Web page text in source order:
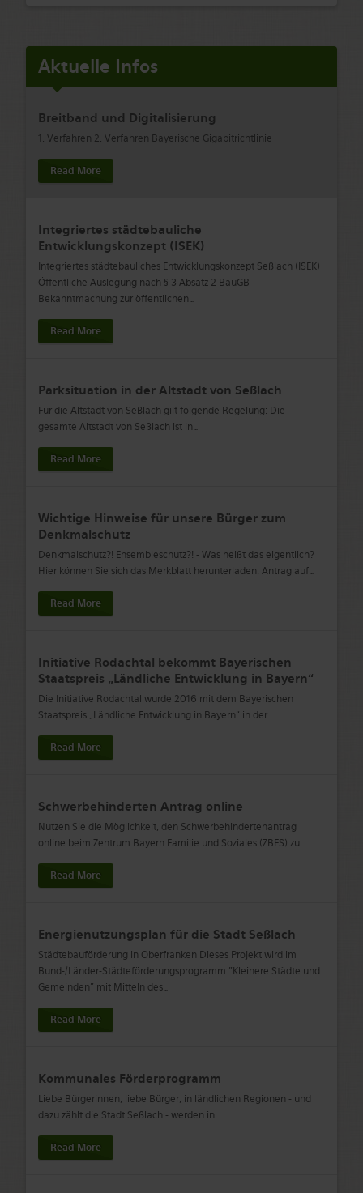
Aktuelle Infos
Breitband und Digitalisierung
1. Verfahren 2. Verfahren Bayerische Gigabitrichtlinie
Read More
Integriertes städtebauliche
Entwicklungskonzept (ISEK)
Integriertes städtebauliches Entwicklungskonzept Seßlach (ISEK)
Öffentliche Auslegung nach § 3 Absatz 2 BauGB
Bekanntmachung zur öffentlichen
Read More
Parksituation in der Altstadt von Seßlach
Für die Altstadt von Seßlach gilt folgende Regelung: Die
gesamte Altstadt von Seßlach ist in
Read More
Wichtige Hinweise für unsere Bürger zum
Denkmalschutz
Denkmalschutz?! Ensembleschutz?! - Was heißt das eigentlich?
Hier können Sie sich das Merkblatt herunterladen. Antrag auf…
Read More
Initiative Rodachtal bekommt Bayerischen
Staatspreis „Ländliche Entwicklung in Bayern“
Die Initiative Rodachtal wurde 2016 mit dem Bayerischen
Staatspreis „Ländliche Entwicklung in Bayern“ in der…
Read More
Schwerbehinderten Antrag online
Nutzen Sie die Möglichkeit, den Schwerbehindertenantrag
online beim Zentrum Bayern Familie und Soziales (ZBFS) zu
Read More
Energienutzungsplan für die Stadt Seßlach
Städtebauförderung in Oberfranken Dieses Projekt wird im
Bund-/Länder-Städteförderungsprogramm "Kleinere Städte und
Gemeinden" mit Mitteln des…
Read More
Kommunales Förderprogramm
Liebe Bürgerinnen, liebe Bürger, in ländlichen Regionen - und
dazu zählt die Stadt Seßlach - werden in
Read More